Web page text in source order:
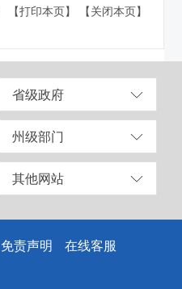
【打印本页】 【关闭本页】
省级政府
州级部门
其他网站
免责声明
在线客服